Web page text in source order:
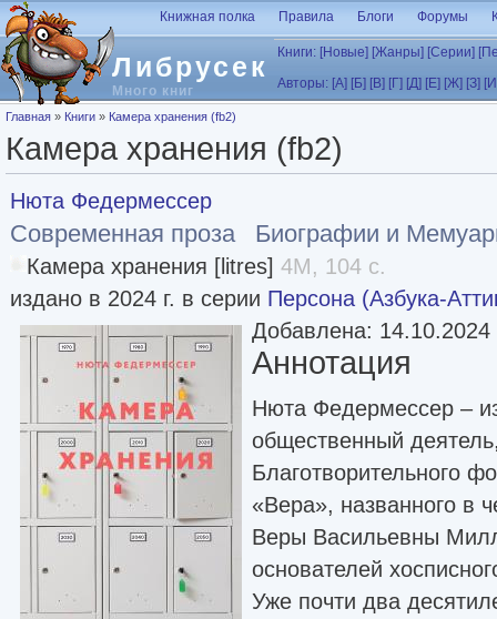
Перейти к основному содержанию
Либрусек
Много книг
Книжная полка Правила Блоги Форумы
Книги: [Новые] [Жанры] [Серии]
Авторы: [А] [Б] [В] [Г] [Д] [Е] [Ж] [З]
Вы здесь
Главная » Книги » Камера хранения (fb2)
Камера хранения (fb2)
Нюта Федермессер
Современная проза Биографии и
Камера хранения [litres] 4M, 104 с.
издано в 2024 г. в серии Персона (Азбука-
Добавлена: 14.10.2024
Аннотация
Нюта Федермессер –
общественный
Благотворительного
«Вера», названного в
Веры Васильевны
основателей
Уже почти два